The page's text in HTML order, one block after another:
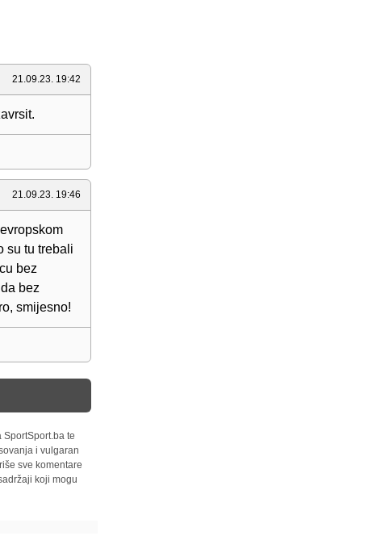
21.09.23. 19:42
21.09.23. 19:46
su tu trebali
bez
bez
smijesno!
te
i vulgaran
sve komentare
koji mogu